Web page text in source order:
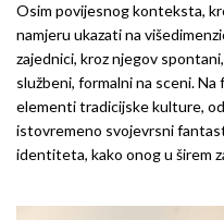
Osim povijesnog konteksta,
namjeru ukazati na
zajednici, kroz njegov
službeni, formalni na sceni.
elementi tradicijske kulture,
istovremeno svojevrsni
identiteta, kako onog u širem